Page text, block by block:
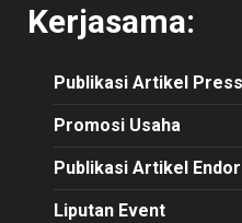
Kerjasama:
Publikasi Artikel
Promosi Usaha
Publikasi Artikel
Liputan Event